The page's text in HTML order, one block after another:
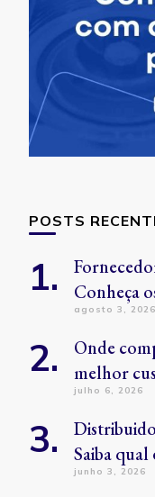
POSTS
Conheça
agosto 3, 2026
Onde
melhor
julho 6, 2026
Saiba
junho 3, 2026